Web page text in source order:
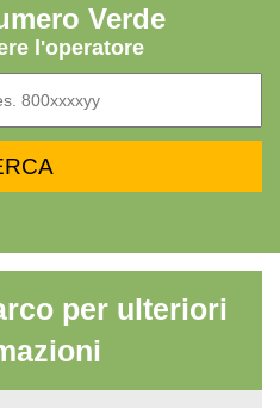
Verde
l'operatore
per ulteriori